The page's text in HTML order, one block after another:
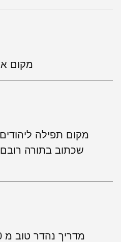
מקום
מקום תפילה
שכתוב בתורה